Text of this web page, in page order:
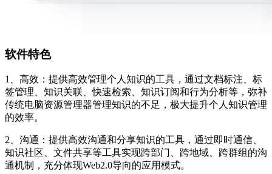
软件特色
1、高效：提供高效管理个人知识的工具，通过文档标注、标
签管理、知识关联、快速检索、知识订阅和行为分析等，弥补
传统电脑资源管理器管理知识的不足，极大提升个人知识管理
的效率。
2、沟通：提供高效沟通和分享知识的工具，通过即时通信、
知识社区、文件共享等工具实现跨部门、跨地域、跨群组的沟
通机制，充分体现Web2.0导向的应用模式。